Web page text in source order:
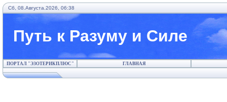
Сб, 08.Августа.2026, 06:38
Путь к Разуму и Силе
ПОРТАЛ "ЭЗОТЕРИКПЛЮС" ГЛАВНАЯ